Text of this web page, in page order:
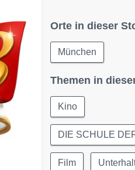
Orte in dieser
München
Themen in
Kino
DIE SCHULE
Film